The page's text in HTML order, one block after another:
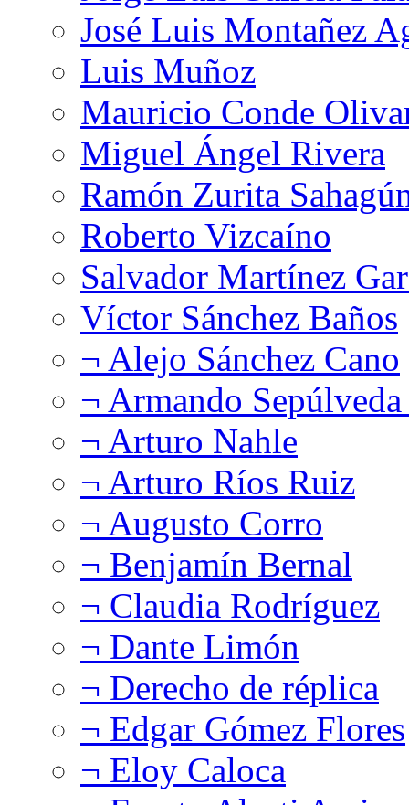
José Luis Montañez
Luis Muñoz
Mauricio Conde
Miguel Ángel Rivera
Ramón Zurita
Roberto Vizcaíno
Salvador Martínez
Víctor Sánchez Baños
¬ Alejo Sánchez Cano
¬ Armando
¬ Arturo Nahle
¬ Arturo Ríos Ruiz
¬ Augusto Corro
¬ Benjamín Bernal
¬ Claudia Rodríguez
¬ Dante Limón
¬ Derecho de réplica
¬ Edgar Gómez Flores
¬ Eloy Caloca